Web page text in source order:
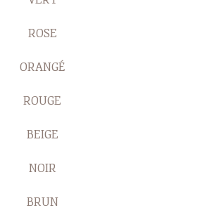
ROSE
ORANGÉ
ROUGE
BEIGE
NOIR
BRUN